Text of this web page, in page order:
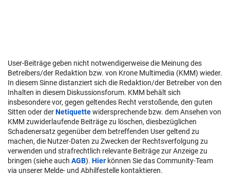
User-Beiträge geben nicht notwendigerweise die Meinung des
Betreibers/der Redaktion bzw. von Krone Multimedia (KMM) wieder.
In diesem Sinne distanziert sich die Redaktion/der Betreiber von den
Inhalten in diesem Diskussionsforum. KMM behält sich
insbesondere vor, gegen geltendes Recht verstoßende, den guten
Sitten oder derNetiquettewidersprechende bzw. dem Ansehen von
KMM zuwiderlaufende Beiträge zu löschen, diesbezüglichen
Schadenersatz gegenüber dem betreffenden User geltend zu
machen, die Nutzer-Daten zu Zwecken der Rechtsverfolgung zu
verwenden und strafrechtlich relevante Beiträge zur Anzeige zu
bringen (siehe auch AGB). Hier können Sie das Community-Team
via unserer Melde- und Abhilfestelle kontaktieren.